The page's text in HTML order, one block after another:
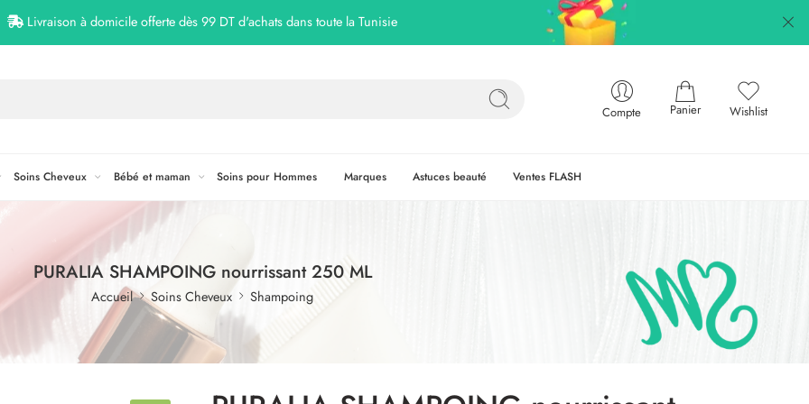
Livraison à domicile offerte dès 99 DT d'achats dans toute la Tunisie
Compte Panier Wishlist
Soins Cheveux Bébé et maman Soins pour Hommes Marques Astuces beauté Ventes FLASH
PURALIA SHAMPOING nourrissant 250 ML
Accueil Soins Cheveux Shampoing